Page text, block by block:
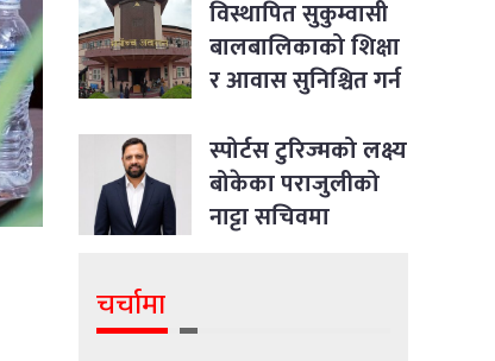
विस्थापित सुकुम्वासी
बालबालिकाको शिक्षा
र आवास सुनिश्चित गर्न
स्पोर्टस टुरिज्मको लक्ष्य
बोकेका पराजुलीको
नाट्टा सचिवमा
चर्चामा